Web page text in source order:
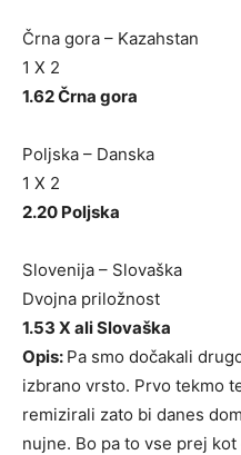
Črna gora – Kazahstan
1 X 2
1.62 Črna gora
Poljska – Danska
1 X 2
2.20 Poljska
Slovenija – Slovaška
Dvojna priložnost
1.53 X ali Slovaška
Opis: Pa smo dočakali
izbrano vrsto. Prvo tekmo
remizirali zato bi danes
nujne. Bo pa to vse prej